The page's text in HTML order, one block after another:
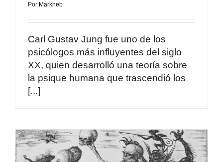
Por Markheb
Carl Gustav Jung fue uno de los
psicólogos más influyentes del siglo
XX, quien desarrolló una teoría sobre
la psique humana que trascendió los
[...]